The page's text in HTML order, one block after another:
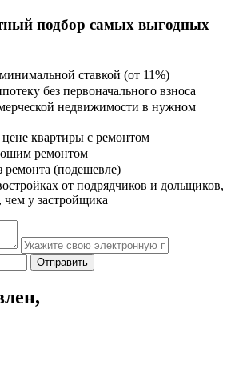
подбор самых выгодных
ставкой (от 11%)
без первоначального взноса
недвижимости в нужном
квартиры с ремонтом
ремонтом
(подешевле)
от подрядчиков и дольщиков,
у застройщика
Отправить